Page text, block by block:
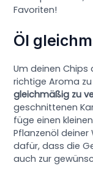
Favoriten!
Öl
Um deinen Chips
richtige Aroma
gleichmäßig zu
geschnittenen
füge einen
Pflanzenöl deiner
dafür, dass die
auch zur